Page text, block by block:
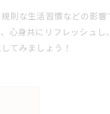
な生活習慣などの影響
心身共にリフレッシュ
てみましょう！